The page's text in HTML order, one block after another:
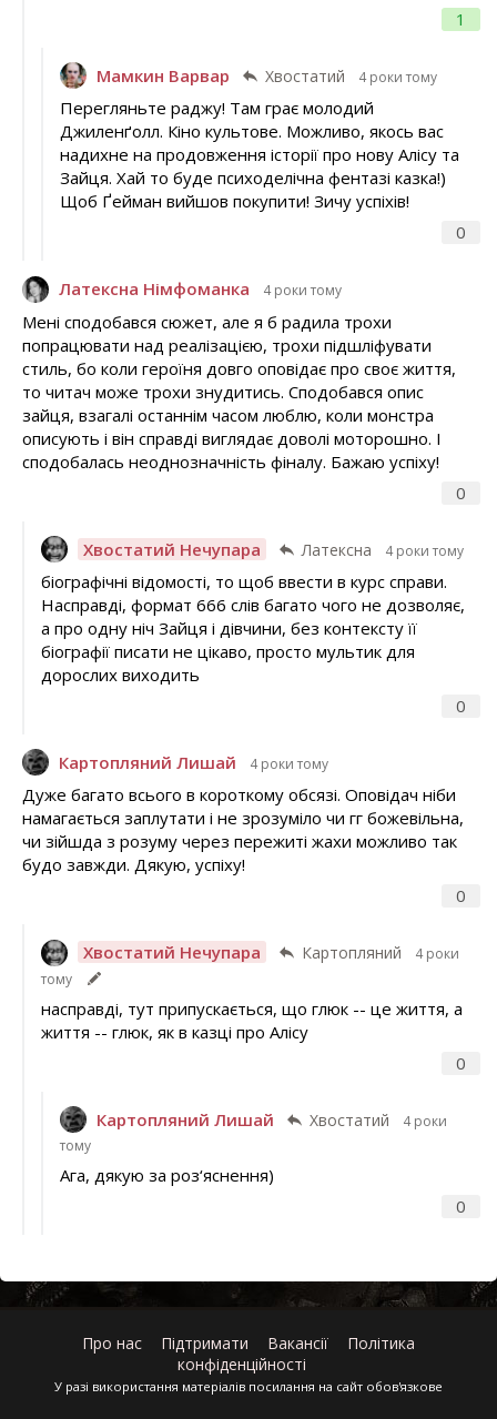
1
Мамкин Варвар Хвостатий 4 роки тому
0
Перегляньте раджу! Там грає молодий
Джиленґолл. Кіно культове. Можливо, якось вас
надихне на продовження історії про нову Алісу та
Зайця. Хай то буде психоделічна фентазі казка!)
Щоб Ґейман вийшов покупити! Зичу успіхів!
Латексна Німфоманка 4 роки тому
0
Мені сподобався сюжет, але я б радила трохи
попрацювати над реалізацією, трохи підшліфувати
стиль, бо коли героїня довго оповідає про своє життя,
то читач може трохи знудитись. Сподобався опис
зайця, взагалі останнім часом люблю, коли монстра
описують і він справді виглядає доволі моторошно. І
сподобалась неоднозначність фіналу. Бажаю успіху!
Хвостатий Нечупара Латексна 4 роки тому
0
біографічні відомості, то щоб ввести в курс справи.
Насправді, формат 666 слів багато чого не дозволяє,
а про одну ніч Зайця і дівчини, без контексту її
біографії писати не цікаво, просто мультик для
дорослих виходить
Картопляний Лишай 4 роки тому
0
Дуже багато всього в короткому обсязі. Оповідач ніби
намагається заплутати і не зрозуміло чи гг божевільна,
чи зійшда з розуму через пережиті жахи можливо так
будо завжди. Дякую, успіху!
Хвостатий Нечупара Картопляний
4 роки
тому
0
насправді, тут припускається, що глюк -- це життя, а
життя -- глюк, як в казці про Алісу
Картопляний Лишай Хвостатий
4 роки
тому
0
Ага, дякую за роз‘яснення)
Про нас Підтримати Вакансії
Політика
конфіденційності
У разі використання матеріалів посилання на сайт обов'язкове